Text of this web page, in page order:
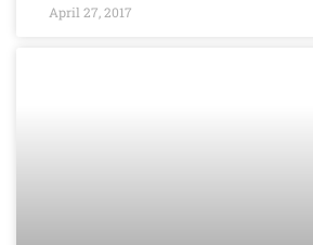
April 27, 2017